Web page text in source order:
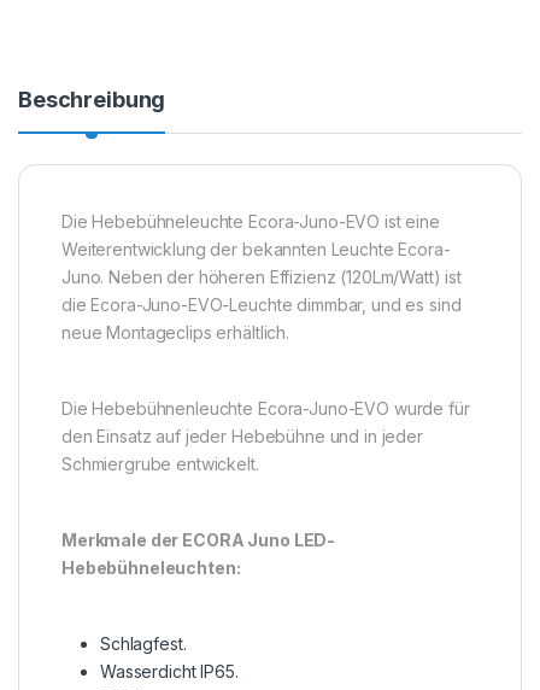
Beschreibung
Die Hebebühneleuchte Ecora-Juno-EVO ist eine
Weiterentwicklung der bekannten Leuchte Ecora-
Juno. Neben der höheren Effizienz (120Lm/Watt) ist
die Ecora-Juno-EVO-Leuchte dimmbar, und es sind
neue Montageclips erhältlich.
Die Hebebühnenleuchte Ecora-Juno-EVO wurde für
den Einsatz auf jeder Hebebühne und in jeder
Schmiergrube entwickelt.
Merkmale der ECORA Juno LED-
Hebebühneleuchten:
Schlagfest.
Wasserdicht IP65.